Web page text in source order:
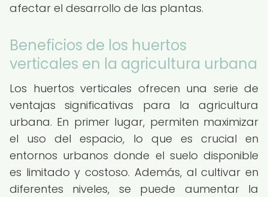
afectar el desarrollo de las plantas.
Beneficios de los huertos
verticales en la agricultura urbana
Los huertos verticales ofrecen una serie de
ventajas significativas para la agricultura
urbana. En primer lugar, permiten maximizar
el uso del espacio, lo que es crucial en
entornos urbanos donde el suelo disponible
es limitado y costoso. Además, al cultivar en
diferentes niveles, se puede aumentar la